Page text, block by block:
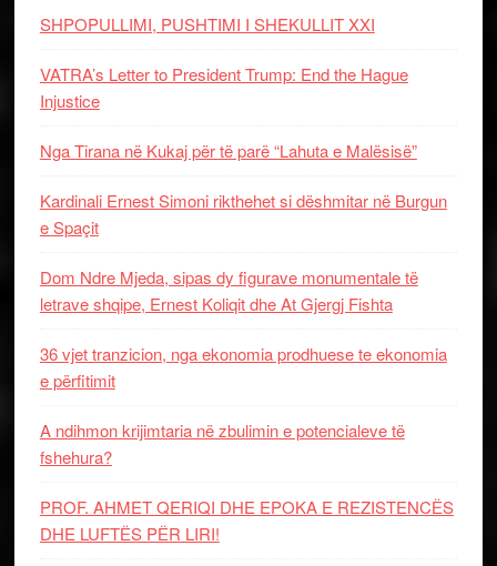
SHPOPULLIMI, PUSHTIMI I SHEKULLIT XXI
VATRA’s Letter to President Trump: End the Hague
Injustice
Nga Tirana në Kukaj për të parë “Lahuta e Malësisë”
Kardinali Ernest Simoni rikthehet si dëshmitar në Burgun
e Spaçit
Dom Ndre Mjeda, sipas dy figurave monumentale të
letrave shqipe, Ernest Koliqit dhe At Gjergj Fishta
36 vjet tranzicion, nga ekonomia prodhuese te ekonomia
e përfitimit
A ndihmon krijimtaria në zbulimin e potencialeve të
fshehura?
PROF. AHMET QERIQI DHE EPOKA E REZISTENCЁS
DHE LUFTЁS PЁR LIRI!